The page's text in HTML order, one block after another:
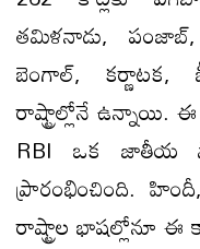
తమిళనాడు,
బెంగాల్, కర్ణాటక,
రాష్ట్రాల్లోనే ఉన్నాయి.
RBI ఒక జాతీయ
ప్రారంభించింది.
రాష్ట్రాల భాషల్లోనూ